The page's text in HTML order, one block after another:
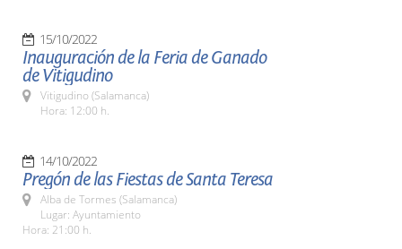
15/10/2022
Inauguración de la Feria de Ganado
de Vitigudino
Vitigudino (Salamanca)
Hora: 12:00 h.
14/10/2022
Pregón de las Fiestas de Santa Teresa
Alba de Tormes (Salamanca)
Lugar: Ayuntamiento
Hora: 21:00 h.